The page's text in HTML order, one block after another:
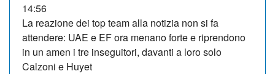
14:56
La reazione dei top team alla notizia non si fa
attendere: UAE e EF ora menano forte e riprendono
in un amen i tre inseguitori, davanti a loro solo
Calzoni e Huyet